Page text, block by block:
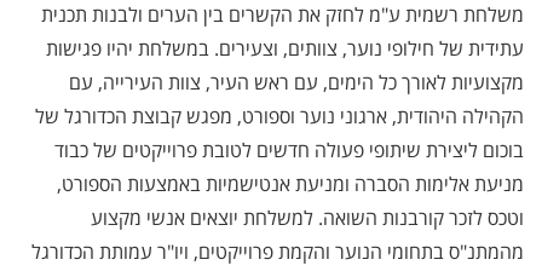
משלחת רשמית ע"מ לחזק את הקשרים בין הערים ולבנות תכנית
עתידית של חילופי נוער, צוותים, וצעירים. במשלחת יהיו פגישות
מקצועיות לאורך כל הימים, עם ראש העיר, צוות העירייה, עם
הקהילה היהודית, ארגוני נוער וספורט, מפגש קבוצת הכדורגל של
בוכום ליצירת שיתופי פעולה חדשים לטובת פרוייקטים של כבוד
מניעת אלימות הסברה ומניעת אנטישמיות באמצעות הספורט,
וטכס לזכר קורבנות השואה. למשלחת יוצאים אנשי מקצוע
מהמתנ"ס בתחומי הנוער והקמת פרוייקטים, ויו"ר עמותת הכדורגל